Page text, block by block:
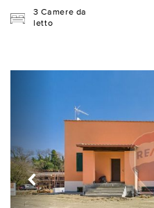
3 Camere da
letto